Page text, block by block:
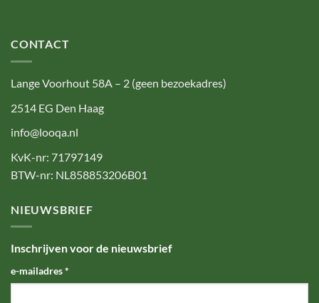
CONTACT
Lange Voorhout 58A – 2 (geen bezoekadres)
2514 EG Den Haag
info@looqa.nl
KvK-nr: 71797149
BTW-nr: NL858853206B01
NIEUWSBRIEF
Inschrijven voor de nieuwsbrief
e-mailadres*